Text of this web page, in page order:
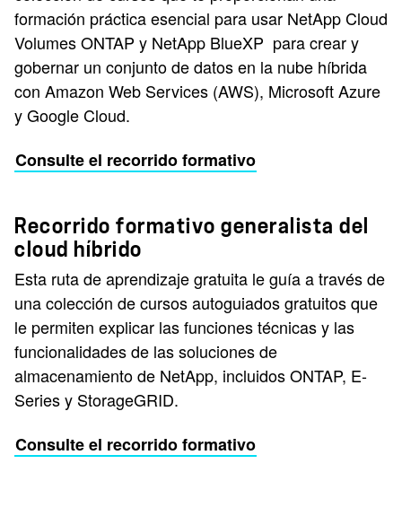
formación práctica esencial para usar NetApp Cloud
Volumes ONTAP y NetApp BlueXP para crear y
gobernar un conjunto de datos en la nube híbrida
con Amazon Web Services (AWS), Microsoft Azure
y Google Cloud.
Consulte el recorrido formativo
Recorrido formativo generalista del
cloud híbrido
Esta ruta de aprendizaje gratuita le guía a través de
una colección de cursos autoguiados gratuitos que
le permiten explicar las funciones técnicas y las
funcionalidades de las soluciones de
almacenamiento de NetApp, incluidos ONTAP, E-
Series y StorageGRID.
Consulte el recorrido formativo